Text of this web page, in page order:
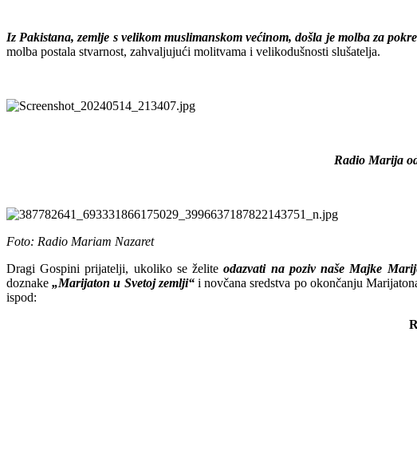
Iz Pakistana, zemlje s velikom muslimanskom većinom, došla je molba za
molba postala stvarnost, zahvaljujući molitvama i velikodušnosti slušatelja.
Radio Marija
Foto: Radio Mariam Nazaret
Dragi Gospini prijatelji, ukoliko se želite odazvati na poziv naše Majke
doznake„Marijaton u Svetoj zemlji“i novčana sredstva po okončanju
ispod: